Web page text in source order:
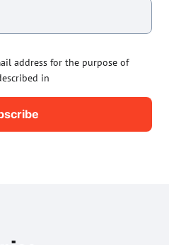
address for the purpose of
in